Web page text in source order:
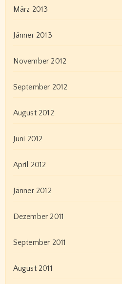
März 2013
Jänner 2013
November 2012
September 2012
August 2012
Juni 2012
April 2012
Jänner 2012
Dezember 2011
September 2011
August 2011